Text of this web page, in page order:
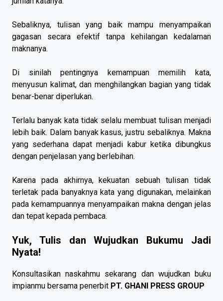
Sebaliknya, tulisan yang baik mampu menyampaikan
gagasan secara efektif tanpa kehilangan kedalaman
maknanya.
Di sinilah pentingnya kemampuan memilih kata,
menyusun kalimat, dan menghilangkan bagian yang tidak
benar-benar diperlukan.
Terlalu banyak kata tidak selalu membuat tulisan menjadi
lebih baik. Dalam banyak kasus, justru sebaliknya. Makna
yang sederhana dapat menjadi kabur ketika dibungkus
dengan penjelasan yang berlebihan.
Karena pada akhirnya, kekuatan sebuah tulisan tidak
terletak pada banyaknya kata yang digunakan, melainkan
pada kemampuannya menyampaikan makna dengan jelas
dan tepat kepada pembaca.
Yuk, Tulis dan Wujudkan Bukumu Jadi
Nyata!
Konsultasikan naskahmu sekarang dan wujudkan buku
impianmu bersama penerbit PT. GHANI PRESS GROUP